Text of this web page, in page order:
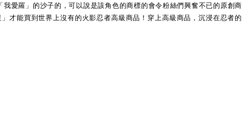
愛羅」的沙子的，可以說是該角色的商標的會令粉絲們興奮不已的原創商
才能買到世界上沒有的火影忍者高級商品！穿上高級商品，沉浸在忍者的